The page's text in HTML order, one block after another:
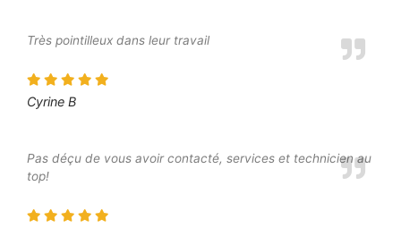
Très pointilleux dans leur travail
Cyrine B
Pas déçu de vous avoir contacté, services et technicien au
top!